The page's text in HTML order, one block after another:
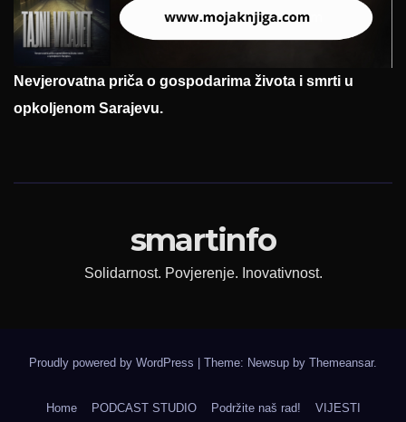
Nevjerovatna priča o gospodarima života i smrti u
opkoljenom Sarajevu.
smartinfo
Solidarnost. Povjerenje. Inovativnost.
Proudly powered by WordPress Theme: Newsup by Themeansar.
Home PODCAST STUDIO Podržite naš rad! VIJESTI